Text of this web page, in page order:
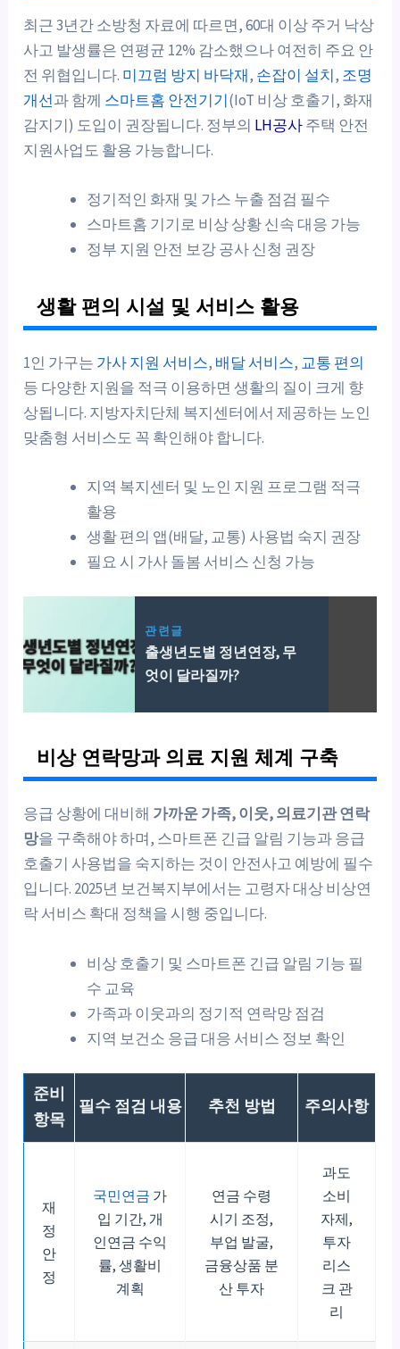
최근 3년간 소방청 자료에 따르면, 60대 이상 주거 낙상
사고 발생률은 연평균 12% 감소했으나 여전히 주요 안
전 위협입니다. 미끄럼 방지 바닥재, 손잡이 설치, 조명
개선과 함께 스마트홈 안전기기(IoT 비상 호출기, 화재
감지기) 도입이 권장됩니다. 정부의 LH공사주택 안전
지원사업도 활용 가능합니다.
정기적인 화재 및 가스 누출 점검 필수
스마트홈 기기로 비상 상황 신속 대응 가능
정부 지원 안전 보강 공사 신청 권장
생활 편의 시설 및 서비스 활용
1인 가구는 가사 지원 서비스, 배달 서비스, 교통 편의
등 다양한 지원을 적극 이용하면 생활의 질이 크게 향
상됩니다. 지방자치단체 복지센터에서 제공하는 노인
맞춤형 서비스도 꼭 확인해야 합니다.
지역 복지센터 및 노인 지원 프로그램 적극
활용
생활 편의 앱(배달, 교통) 사용법 숙지 권장
필요 시 가사 돌봄 서비스 신청 가능
관련글
출생년도별 정년연장, 무
엇이 달라질까?
비상 연락망과 의료 지원 체계 구축
응급 상황에 대비해 가까운 가족, 이웃, 의료기관 연락
망을 구축해야 하며, 스마트폰 긴급 알림 기능과 응급
호출기 사용법을 숙지하는 것이 안전사고 예방에 필수
입니다. 2025년 보건복지부에서는 고령자 대상 비상연
락 서비스 확대 정책을 시행 중입니다.
비상 호출기 및 스마트폰 긴급 알림 기능 필
수 교육
가족과 이웃과의 정기적 연락망 점검
지역 보건소 응급 대응 서비스 정보 확인
준비
항목
필수 점검 내용 추천 방법 주의사항
재
정
안
정
국민연금 가
입 기간, 개
인연금 수익
률, 생활비
계획
연금 수령
시기 조정,
부업 발굴,
금융상품 분
산 투자
과도
소비
자제,
투자
리스
크 관
리